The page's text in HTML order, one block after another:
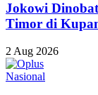
Jokowi
Timor di
2 Aug 2026
Nasional